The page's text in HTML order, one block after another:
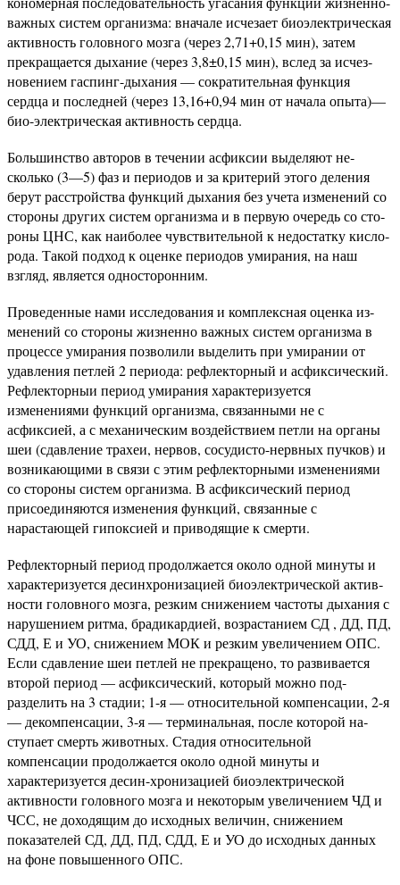
важных систем организма: вначале исчезает биоэлектрическая
активность головного мозга (через 2,71+0,15 мин), затем
прекращается дыхание (через 3,8±0,15 мин), вслед за исчез­
новением гаспинг-дыхания — сократительная функция
сердца и последней (через 13,16+0,94 мин от начала опыта)—
био-электрическая активность сердца.
Большинство авторов в течении асфиксии выделяют не­
сколько (3—5) фаз и периодов и за критерий этого деления
берут расстройства функций дыхания без учета изменений со
стороны других систем организма и в первую очередь со сто­
роны ЦНС, как наиболее чувствительной к недостатку кисло­
рода. Такой подход к оценке периодов умирания, на наш
взгляд, является односторонним.
Проведенные нами исследования и комплексная оценка из­
менений со стороны жизненно важных систем организма в
процессе умирания позволили выделить при умирании от
удав­ления петлей 2 периода: рефлекторный и асфиксический.
Рефлекторныи период умирания характеризуется
изменениями функций организма, связанными не с
асфиксией, а с механи­ческим воздействием петли на органы
шеи (сдавление трахеи, нервов, сосудисто-нервных пучков) и
возникающими в связи с этим рефлекторными изменениями
со стороны систем орга­низма. В асфиксический период
присоединяются изменения функций, связанные с
нарастающей гипоксией и приводящие к смерти.
Рефлекторный период продолжается около одной минуты и
характеризуется десинхронизацией биоэлектрической актив­
ности головного мозга, резким снижением частоты дыхания с
нарушением ритма, брадикардией, возрастанием СД , ДД, ПД,
СДД, Е и УО, снижением МОК и резким увеличением ОПС.
Если сдавление шеи петлей не прекращено, то разви­вается
второй период — асфиксический, который можно под­
разделить на 3 стадии; 1-я — относительной компенсации, 2-я
— декомпенсации, 3-я — терминальная, после которой на­
ступает смерть животных. Стадия относительной
компенсации продолжается около одной минуты и
характеризуется десин-хронизацией биоэлектрической
активности головного мозга и некоторым увеличением ЧД и
ЧСС, не доходящим до исход­ных величин, снижением
показателей СД, ДД, ПД, СДД, Е и УО до исходных данных
на фоне повышенного ОПС.